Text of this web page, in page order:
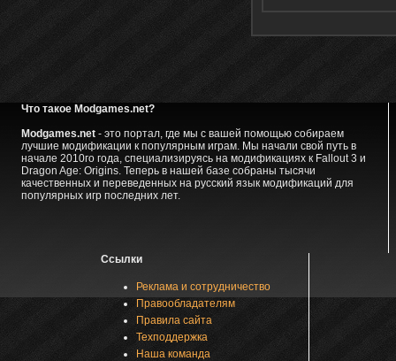
Что такое Modgames.net?
Modgames.net- это портал, где мы с вашей помощью собираем
лучшие модификации к популярным играм. Мы начали свой путь в
начале 2010го года, специализируясь на модификациях к Fallout 3 и
Dragon Age: Origins. Теперь в нашей базе собраны тысячи
качественных и переведенных на русский язык модификаций для
популярных игр последних лет.
Ссылки
Реклама и сотрудничество
Правообладателям
Правила сайта
Техподдержка
Наша команда